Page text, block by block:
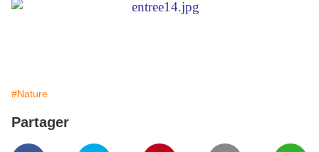
#Nature
Partager